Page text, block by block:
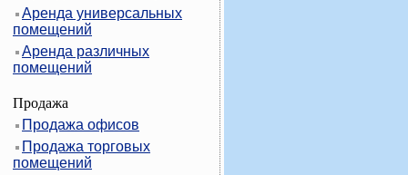
Аренда универсальных
помещений
Аренда различных
помещений
Продажа
Продажа офисов
Продажа торговых
помещений